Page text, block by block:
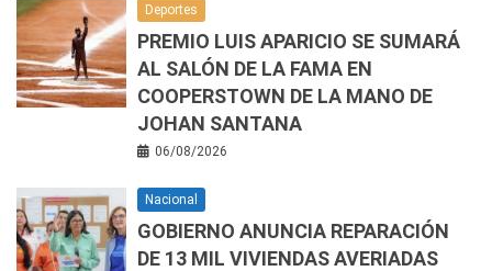
Deportes
PREMIO LUIS APARICIO SE SUMARÁ
AL SALÓN DE LA FAMA EN
COOPERSTOWN DE LA MANO DE
JOHAN SANTANA
06/08/2026
Nacional
GOBIERNO ANUNCIA REPARACIÓN
DE 13 MIL VIVIENDAS AVERIADAS